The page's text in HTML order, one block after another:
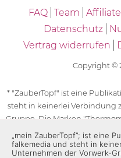
FAQ Team
Datenschutz
Vertrag widerrufen
Copyright ©
* "ZauberTopf" ist eine
steht in keinerlei Verbindung
Gruppe. Die Marken
des "Thermomix®" sind
der Vorwerk-Gruppe. Die
„mein ZauberTopf”; ist eine
falkemedia und steht in
Unternehmen der Vorwerk-